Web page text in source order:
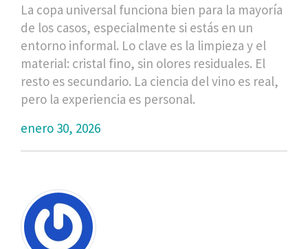
La copa universal funciona bien para la mayoría
de los casos, especialmente si estás en un
entorno informal. Lo clave es la limpieza y el
material: cristal fino, sin olores residuales. El
resto es secundario. La ciencia del vino es real,
pero la experiencia es personal.
enero 30, 2026